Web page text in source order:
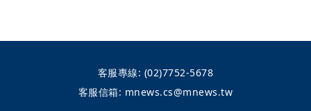
客服專線: (02)7752-5678
客服信箱: mnews.cs@mnews.tw